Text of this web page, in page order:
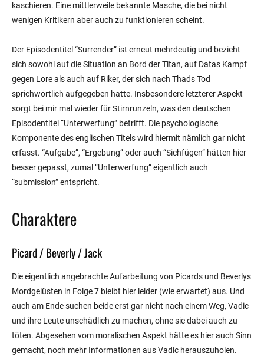
kaschieren. Eine mittlerweile bekannte Masche, die bei nicht
wenigen Kritikern aber auch zu funktionieren scheint.
Der Episodentitel “Surrender” ist erneut mehrdeutig und bezieht
sich sowohl auf die Situation an Bord der Titan, auf Datas Kampf
gegen Lore als auch auf Riker, der sich nach Thads Tod
sprichwörtlich aufgegeben hatte. Insbesondere letzterer Aspekt
sorgt bei mir mal wieder für Stirnrunzeln, was den deutschen
Episodentitel “Unterwerfung” betrifft. Die psychologische
Komponente des englischen Titels wird hiermit nämlich gar nicht
erfasst. “Aufgabe”, “Ergebung” oder auch “Sichfügen” hätten hier
besser gepasst, zumal “Unterwerfung” eigentlich auch
“submission” entspricht.
Charaktere
Picard / Beverly / Jack
Die eigentlich angebrachte Aufarbeitung von Picards und Beverlys
Mordgelüsten in Folge 7 bleibt hier leider (wie erwartet) aus. Und
auch am Ende suchen beide erst gar nicht nach einem Weg, Vadic
und ihre Leute unschädlich zu machen, ohne sie dabei auch zu
töten. Abgesehen vom moralischen Aspekt hätte es hier auch Sinn
gemacht, noch mehr Informationen aus Vadic herauszuholen.